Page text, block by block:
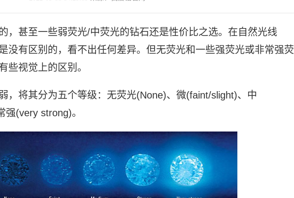
，甚至一些弱荧光/中荧光的钻石还是性价比之选。在自然光线
没有区别的，看不出任何差异。但无荧光和一些强荧光或非常强荧
些视觉上的区别。
，将其分为五个等级：无荧光(None)、微(faint/slight)、中
(very strong)。